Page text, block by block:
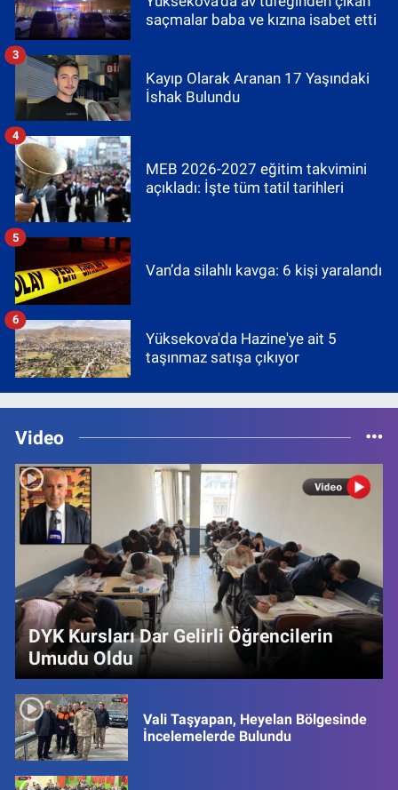
saçmalar baba ve kızına isabet etti
Kayıp Olarak Aranan 17 Yaşındaki
İshak Bulundu
3
MEB 2026-2027 eğitim takvimini
açıkladı: İşte tüm tatil tarihleri
4
Van’da silahlı kavga: 6 kişi yaralandı
5
Yüksekova'da Hazine'ye ait 5
taşınmaz satışa çıkıyor
6
Video
DYK Kursları Dar Gelirli Öğrencilerin
Umudu Oldu
Vali Taşyapan, Heyelan Bölgesinde
İncelemelerde Bulundu